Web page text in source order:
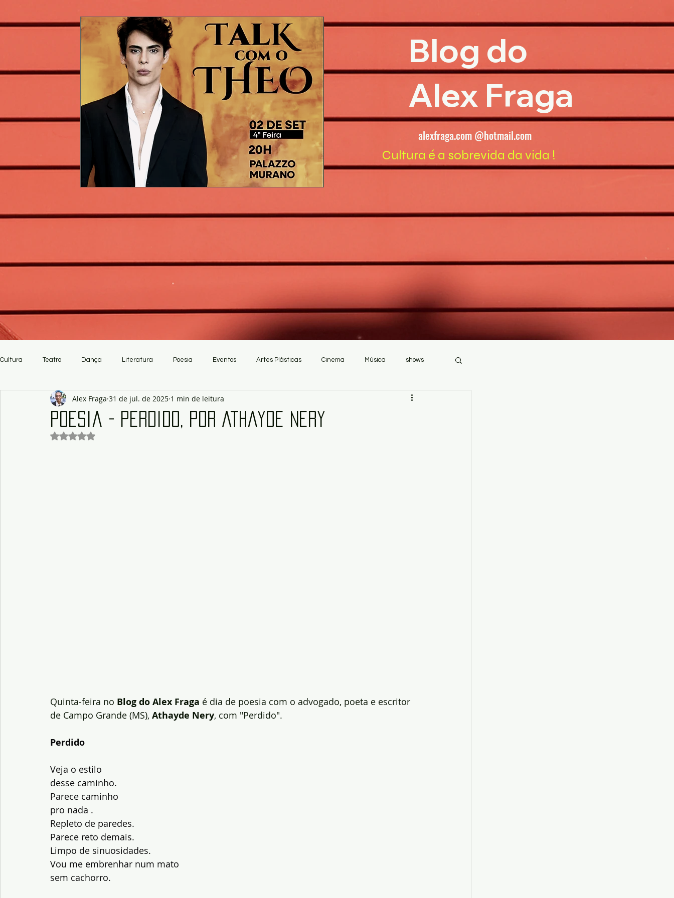
Blog do
Alex Fraga
alexfraga.com @hotmail.com
Cultura é a sobrevida da vida !
Cultura Teatro Dança Literatura Poesia Eventos Artes Plásticas Cinema Música shows
Artesanato
Poesia - Perdido, por Athayde Nery
Alex Fraga 31 de jul. de 2025 1 min de leitura
Avaliado com NaN de 5 estrelas.
Quinta-feira no Blog do Alex Fraga é dia de poesia com o advogado, poeta e escritor
de Campo Grande (MS), Athayde Nery, com "Perdido".
Perdido
Veja o estilo
desse caminho.
Parece caminho
pro nada .
Repleto de paredes.
Parece reto demais.
Limpo de sinuosidades.
Vou me embrenhar num mato
sem cachorro.